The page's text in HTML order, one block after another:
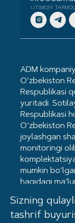
Sizning
tashrif
IJTIMOIY
ADM
O‘zbekiston
Respublikasi
yuritadi.
Respublikasi
O‘zbekiston
joylashgan
monitoringi
mumkin
haqidagi
©2026ADM